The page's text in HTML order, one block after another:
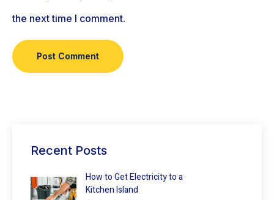
the next time I comment.
Recent Posts
How to Get Electricity to a
Kitchen Island